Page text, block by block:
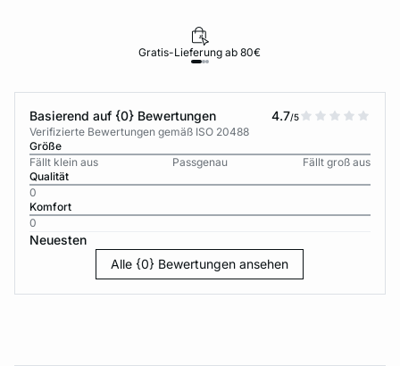
Gratis-Lieferung ab 80€
Basierend auf {0} Bewertungen 4.7/5
Verifizierte Bewertungen gemäß ISO 20488
Größe
Fällt klein aus
Passgenau
Fällt groß aus
Qualität
0
Komfort
0
Neuesten
Alle {0} Bewertungen ansehen